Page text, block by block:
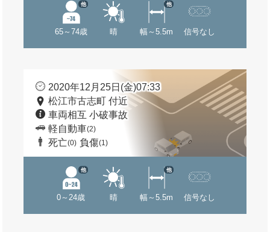
65～74歳
他
晴 幅～5.5m
他
信号なし
2020年12月25日(金)07:33
松江市古志町 付近
車両相互 小破事故
軽自動車(2)
死亡(0) 負傷(1)
0～24歳
他
晴 幅～5.5m
他
信号なし